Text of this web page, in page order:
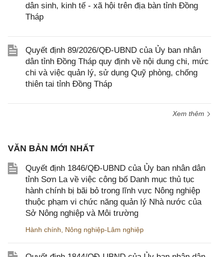
dân sinh, kinh tế - xã hội trên địa bàn tỉnh Đồng
Tháp
Quyết định 89/2026/QĐ-UBND của Ủy ban nhân
dân tỉnh Đồng Tháp quy định về nội dung chi, mức
chi và việc quản lý, sử dụng Quỹ phòng, chống
thiên tai tỉnh Đồng Tháp
Xem thêm
VĂN BẢN MỚI NHẤT
Quyết định 1846/QĐ-UBND của Ủy ban nhân dân
tỉnh Sơn La về việc công bố Danh mục thủ tục
hành chính bị bãi bỏ trong lĩnh vực Nông nghiệp
thuộc phạm vi chức năng quản lý Nhà nước của
Sở Nông nghiệp và Môi trường
Hành chính Nông nghiệp-Lâm nghiệp